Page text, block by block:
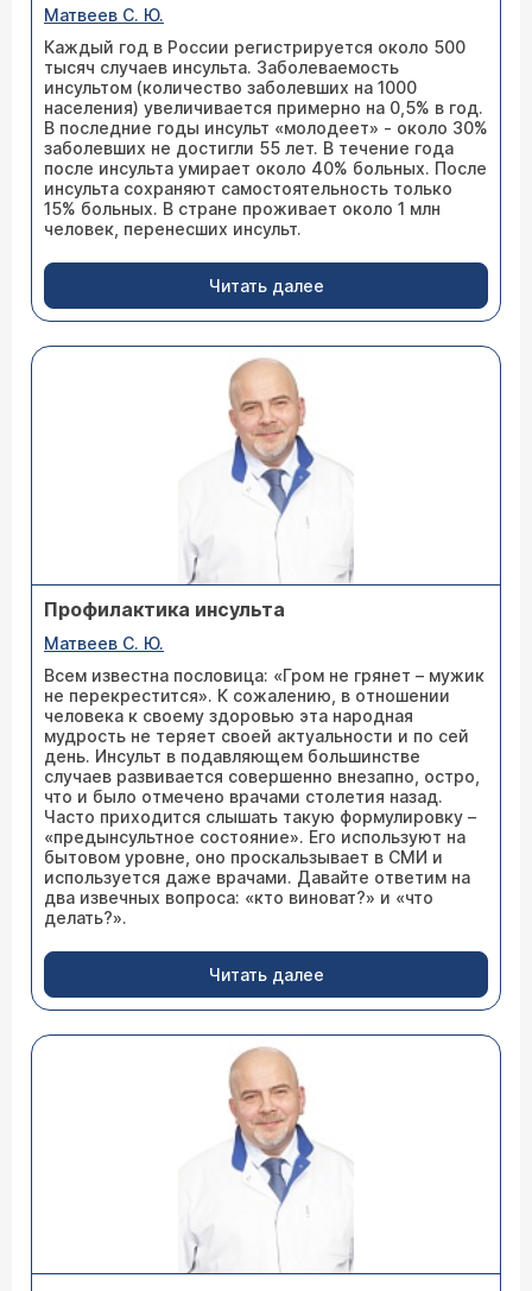
Матвеев С. Ю.
Каждый год в России регистрируется около 500
тысяч случаев инсульта. Заболеваемость
инсультом (количество заболевших на 1000
населения) увеличивается примерно на 0,5% в год.
В последние годы инсульт «молодеет» - около 30%
заболевших не достигли 55 лет. В течение года
после инсульта умирает около 40% больных. После
инсульта сохраняют самостоятельность только
15% больных. В стране проживает около 1 млн
человек, перенесших инсульт.
Читать далее
Профилактика инсульта
Матвеев С. Ю.
Всем известна пословица: «Гром не грянет – мужик
не перекрестится». К сожалению, в отношении
человека к своему здоровью эта народная
мудрость не теряет своей актуальности и по сей
день. Инсульт в подавляющем большинстве
случаев развивается совершенно внезапно, остро,
что и было отмечено врачами столетия назад.
Часто приходится слышать такую формулировку –
«предынсультное состояние». Его используют на
бытовом уровне, оно проскальзывает в СМИ и
используется даже врачами. Давайте ответим на
два извечных вопроса: «кто виноват?» и «что
делать?».
Читать далее